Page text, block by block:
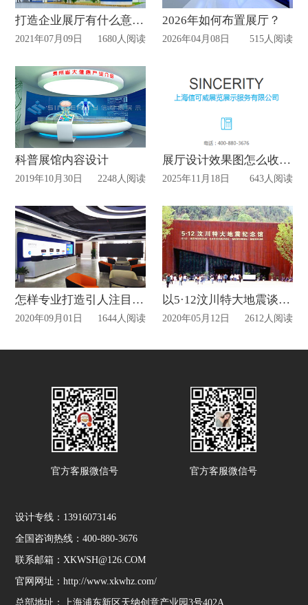
打造企业展厅有什么意义吗？
2021年07月09日 1680人阅读
2026年如何布置展厅？
2026年04月08日 515人阅读
科普展馆内容设计
2019年10月30日 2248人阅读
展厅设计效果图怎么收费？
2025年11月18日 643人阅读
怎样专业打造引人注目的企业展厅!
2020年09月01日 1644人阅读
以5·12汶川特大地震谈谈地震纪念馆建设的意义!
2020年05月12日 2612人阅读
官方客服微信号 官方客服微信号
设计专线：13916073146
全国咨询热线：400-880-3676
联系邮箱：XKWSH@126.COM
官网网址：http://www.xkwhz.com/
总部地址：上海浦东新区天纳创意产业园3号402A